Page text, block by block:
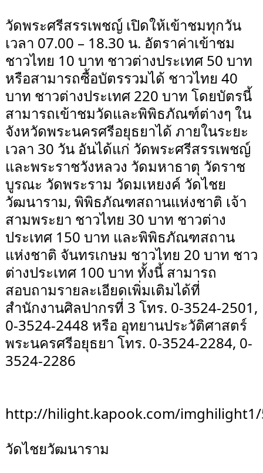
วัดพระศรีสรรเพชญ์ เปิดให้เข้าชมทุกวัน
เวลา 07.00 – 18.30 น. อัตราค่าเข้าชม
ชาวไทย 10 บาท ชาวต่างประเทศ 50 บาท
หรือสามารถซื้อบัตรรวมได้ ชาวไทย 40
บาท ชาวต่างประเทศ 220 บาท โดยบัตรนี้
สามารถเข้าชมวัดและพิพิธภัณฑ์ต่างๆ ใน
จังหวัดพระนครศรีอยุธยาได้ ภายในระยะ
เวลา 30 วัน อันได้แก่ วัดพระศรีสรรเพชญ์
และพระราชวังหลวง วัดมหาธาตุ วัดราช
บูรณะ วัดพระราม วัดมเหยงค์ วัดไชย
วัฒนาราม, พิพิธภัณฑสถานแห่งชาติ เจ้า
สามพระยา ชาวไทย 30 บาท ชาวต่าง
ประเทศ 150 บาท และพิพิธภัณฑสถาน
แห่งชาติ จันทรเกษม ชาวไทย 20 บาท ชาว
ต่างประเทศ 100 บาท ทั้งนี้ สามารถ
สอบถามรายละเอียดเพิ่มเติมได้ที่
สำนักงานศิลปากรที่ 3 โทร. 0-3524-2501,
0-3524-2448 หรือ อุทยานประวัติศาสตร์
พระนครศรีอยุธยา โทร. 0-3524-2284, 0-
3524-2286
http://hilight.kapook.com/imghilight1/
วัดไชยวัฒนาราม